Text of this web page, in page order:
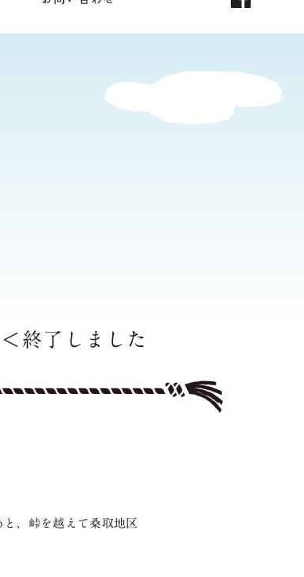
終了しました
、峠を越えて桑取地区